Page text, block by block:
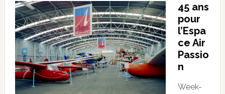
45 ans
pour
l’Espa
ce Air
Passio
n
Week-